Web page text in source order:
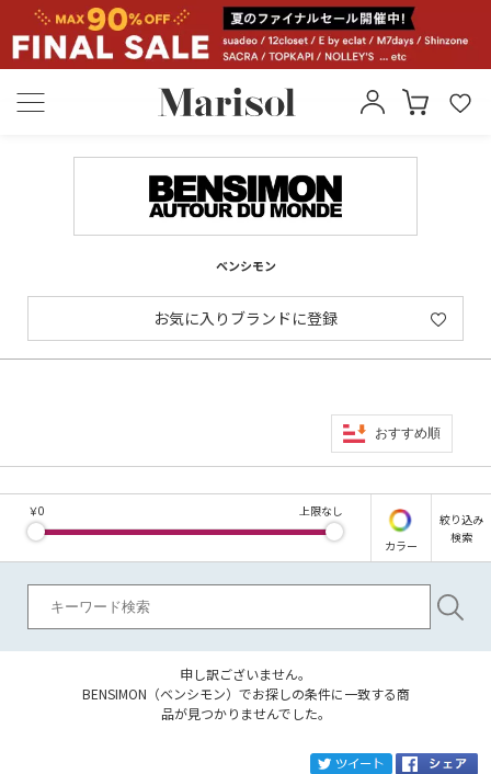
ベンシモン
お気に入りブランドに登録
おすすめ順
￥0 上限なし
カラー
絞り込み
検索
申し訳ございません。
BENSIMON（ベンシモン）でお探しの条件に一致する商
品が見つかりませんでした。